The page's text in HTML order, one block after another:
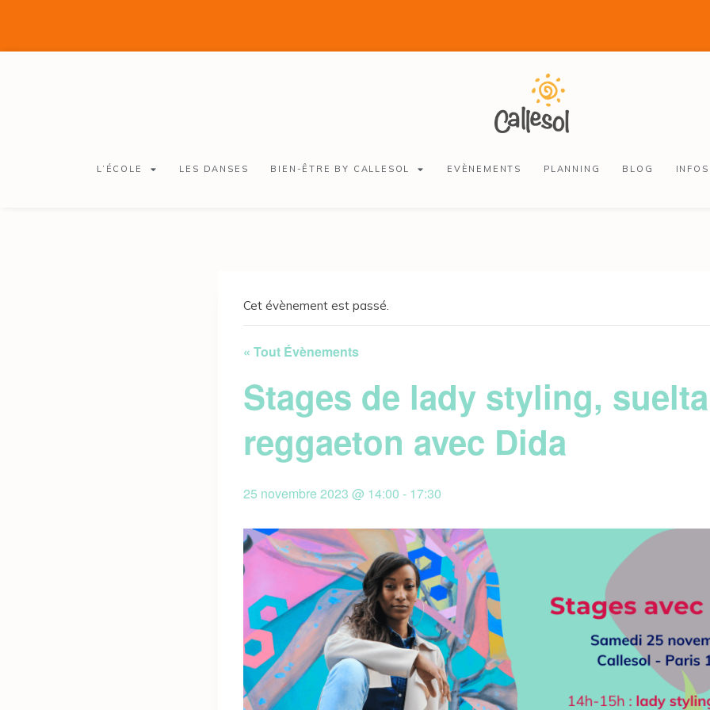
L’ÉCOLE LES DANSES BIEN-ÊTRE BY CALLESOL EVÈNEMENTS PLANNING BLOG
Cet évènement est passé.
« Tout Évènements
Stages de lady styling,
reggaeton avec Dida
25 novembre 2023 @ 14:00 - 17:30